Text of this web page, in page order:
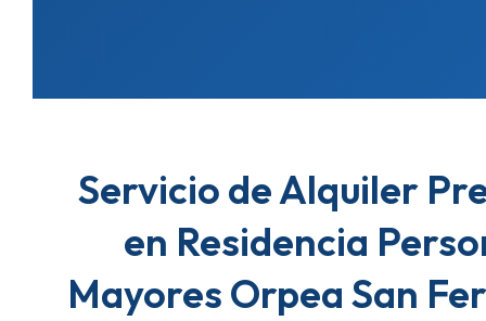
Servicio de Alquiler
en Residencia
Mayores Orpea San